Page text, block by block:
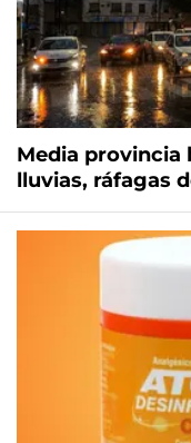
Media provincia
lluvias, ráfagas